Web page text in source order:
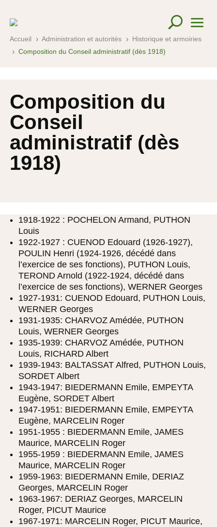
Accueil 5 Administration et autorités 5 Historique et armoiries
5 Composition du Conseil administratif (dès 1918)
Composition du
Conseil
administratif (dès
1918)
1918-1922 : POCHELON Armand, PUTHON
Louis
1922-1927 : CUENOD Edouard (1926-1927),
POULIN Henri (1924-1926, décédé dans
l’exercice de ses fonctions), PUTHON Louis,
TEROND Arnold (1922-1924, décédé dans
l’exercice de ses fonctions), WERNER Georges
1927-1931: CUENOD Edouard, PUTHON Louis,
WERNER Georges
1931-1935: CHARVOZ Amédée, PUTHON
Louis, WERNER Georges
1935-1939: CHARVOZ Amédée, PUTHON
Louis, RICHARD Albert
1939-1943: BALTASSAT Alfred, PUTHON Louis,
SORDET Albert
1943-1947: BIEDERMANN Emile, EMPEYTA
Eugène, SORDET Albert
1947-1951: BIEDERMANN Emile, EMPEYTA
Eugène, MARCELIN Roger
1951-1955 : BIEDERMANN Emile, JAMES
Maurice, MARCELIN Roger
1955-1959 : BIEDERMANN Emile, JAMES
Maurice, MARCELIN Roger
1959-1963: BIEDERMANN Emile, DERIAZ
Georges, MARCELIN Roger
1963-1967: DERIAZ Georges, MARCELIN
Roger, PICUT Maurice
1967-1971: MARCELIN Roger, PICUT Maurice,